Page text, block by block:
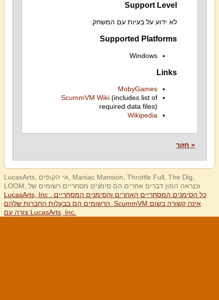
Support Level
לא ידוע על בעיות עם המשחק.
Supported Platforms
Windows
Links
MobyGames
ScummVM Wiki(includes list of
required data files)
Wikipedia
« חזור
LucasArts, אי הקופים, Maniac Mansion, Throttle Full, The Dig,
LOOM, וכנראה המון דברים אחרים הם סימנים מסחריים רשומים של
LucasArts, Inc . כל הסימנים המסחריים האחרים והסימנים המסחריים
הרשומים הם בבעלות החברות שלהם. ScummVM אינה קשורה בשום
צורה עם LucasArts, Inc.